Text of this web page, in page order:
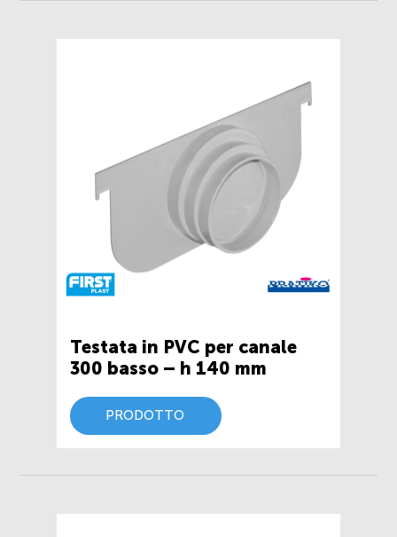
Testata in PVC per canale
300 basso – h 140 mm
PRODOTTO